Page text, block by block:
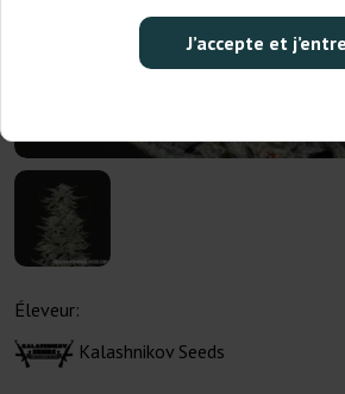
J’accepte et j’entre
Éleveur:
Kalashnikov Seeds